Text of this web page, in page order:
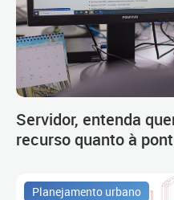
Servidor, entenda
recurso quanto à
Planejamento urbano